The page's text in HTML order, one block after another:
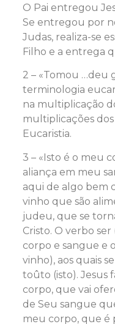
O Pai entregou
Se entregou por
Judas, realiza-se
Filho e a entrega
2 – «Tomou …deu
terminologia
na multiplicação
multiplicações
Eucaristia.
3 – «Isto é o meu
aliança em meu
aqui de algo bem
vinho que são
judeu, que se
Cristo. O verbo
corpo e sangue e
vinho), aos quais
toûto (isto). Jesus
corpo, que vai
de Seu sangue
meu corpo, que é